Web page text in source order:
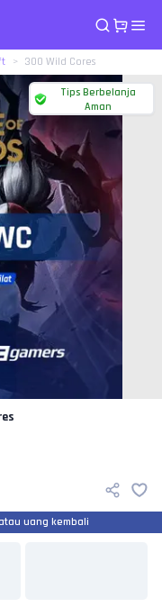
300 Wild Cores
Tips Berbelanja
Aman
uang kembali